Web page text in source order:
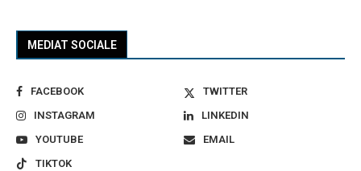
MEDIAT SOCIALE
FACEBOOK
TWITTER
INSTAGRAM
LINKEDIN
YOUTUBE
EMAIL
TIKTOK